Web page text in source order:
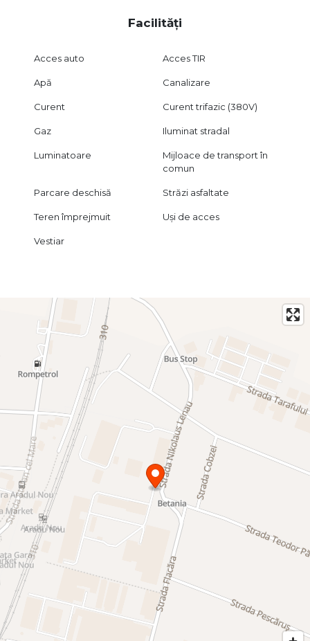
Facilități
Acces auto Acces TIR
Apă Canalizare
Curent Curent trifazic (380V)
Gaz Iluminat stradal
Luminatoare
Mijloace de transport în
comun
Parcare deschisă Străzi asfaltate
Teren împrejmuit Uși de acces
Vestiar